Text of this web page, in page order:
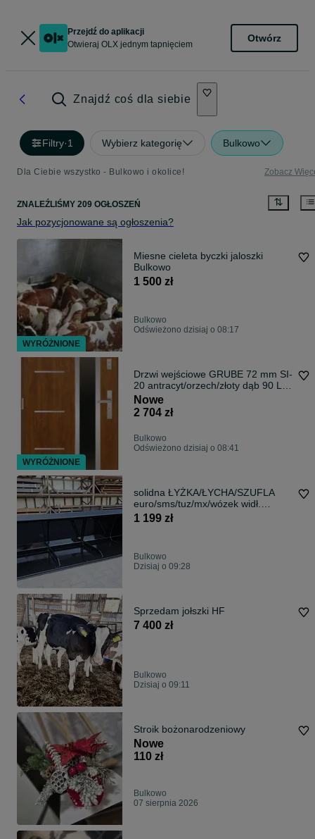
Przejdź do aplikacji
Otwieraj OLX jednym tapnięciem
Otwórz
Znajdź coś dla siebie
Filtry·1 Wybierz kategorię Bulkowo
Dla Ciebie wszystko - Bulkowo i okolice! Zobacz
ZNALEŹLIŚMY 209 OGŁOSZEŃ
Jak pozycjonowane są ogłoszenia?
Miesne cieleta byczki jaloszki
Bulkowo
1 500 zł
Bulkowo
Odświeżono dzisiaj o 08:17
Drzwi wejściowe GRUBE 72 mm SI-
20 antracyt/orzech/złoty dąb 90 L
LUB P
Nowe
2 704 zł
Bulkowo
Odświeżono dzisiaj o 08:41
solidna ŁYŻKA/ŁYCHA/SZUFLA
euro/sms/tuz/mx/wózek widł.
POLSKI PRODUKT!
1 199 zł
Bulkowo
Dzisiaj o 09:28
Sprzedam jołszki HF
7 400 zł
Bulkowo
Dzisiaj o 09:11
Stroik bożonarodzeniowy
Nowe
110 zł
Bulkowo
07 sierpnia 2026
WYRÓŻNIONE
WYRÓŻNIONE